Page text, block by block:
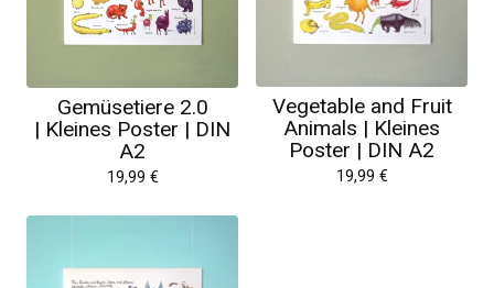
Gemüsetiere 2.0
| Kleines Poster | DIN
A2
19,99 €
Vegetable and Fruit
Animals | Kleines
Poster | DIN A2
19,99 €